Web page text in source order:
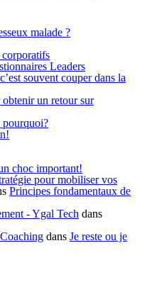
malade ?
corporatifs
Leaders
souvent couper dans la
obtenir un retour sur
pourquoi?
choc important!
pour mobiliser vos
Principes fondamentaux de
- Ygal Tech dans
dans Je reste ou je